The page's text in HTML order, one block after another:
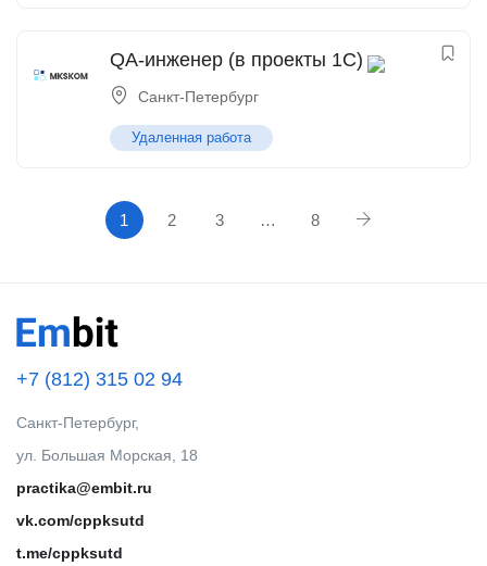
QA-инженер (в проекты 1С)
Санкт-Петербург
Удаленная работа
1 2 3 … 8
+7 (812) 315 02 94
Санкт-Петербург,
ул. Большая Морская, 18
practika@embit.ru
vk.com/cppksutd
t.me/cppksutd